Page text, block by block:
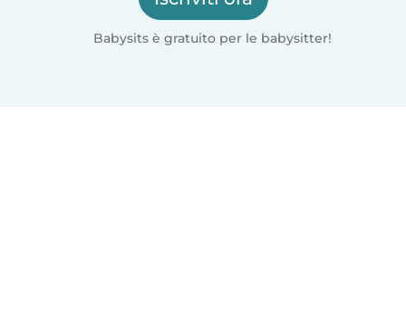
Babysits è gratuito per le babysitter!